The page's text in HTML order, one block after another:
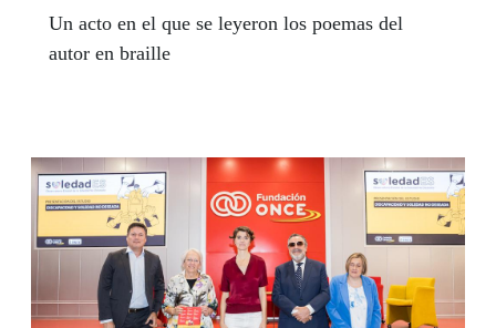
Un acto en el que se leyeron los poemas del
autor en braille